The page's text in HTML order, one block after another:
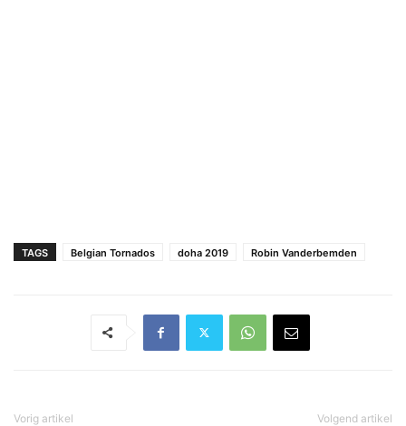
TAGS Belgian Tornados doha 2019 Robin Vanderbemden
Vorig artikel Volgend artikel